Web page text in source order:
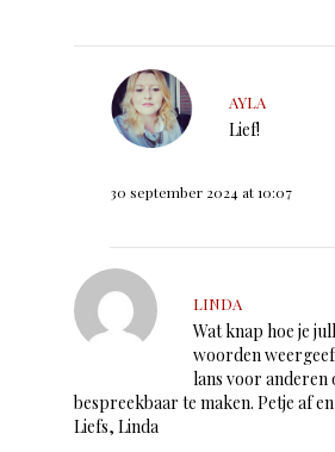
AYLA
Lief!
30 september 2024 at 10:07
LINDA
Wat knap hoe je
woorden
lans voor anderen
bespreekbaar te maken. Petje af
Liefs, Linda